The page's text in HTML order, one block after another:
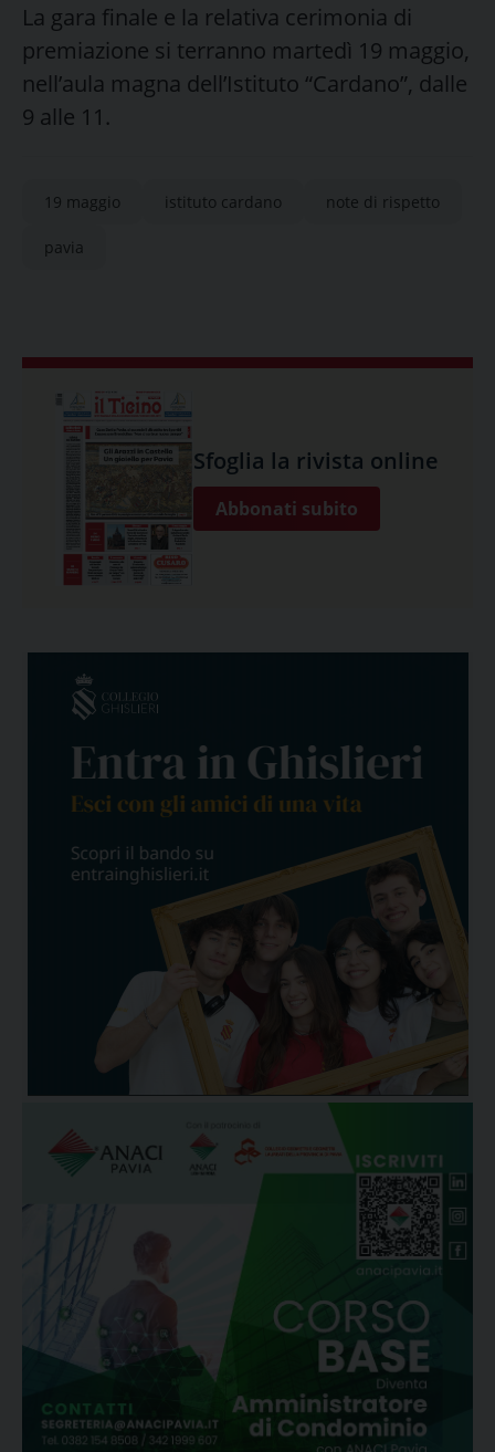
La gara finale e la relativa cerimonia di
premiazione si terranno martedì 19 maggio,
nell’aula magna dell’Istituto “Cardano”, dalle
9 alle 11.
19 maggio istituto cardano note di rispetto
pavia
Sfoglia la rivista online
Abbonati subito